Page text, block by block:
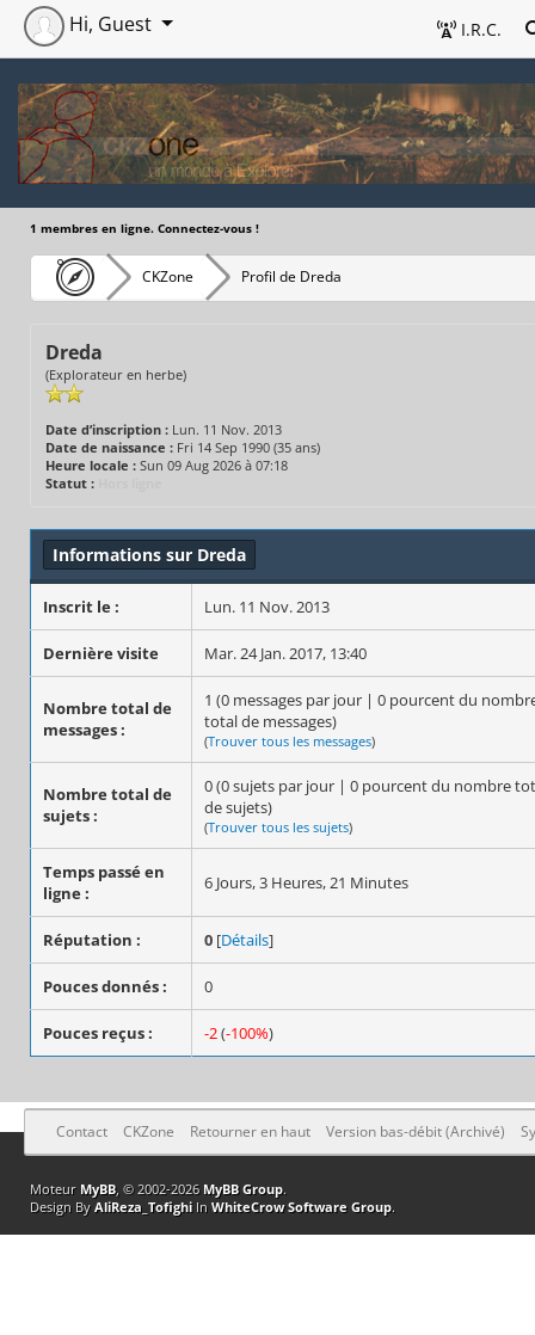
I.R.C.
Hi, Guest
1 membres en ligne. Connectez-vous !
CKZone Profil de Dreda
Dreda
(Explorateur en herbe)
Date d’inscription : Lun. 11 Nov. 2013
Date de naissance : Fri 14 Sep 1990 (35 ans)
Heure locale : Sun 09 Aug 2026 à 07:18
Statut :
Informations sur Dreda
Inscrit le : Lun. 11 Nov. 2013
Dernière visite Mar. 24 Jan. 2017, 13:40
Nombre total de
messages :
1 (0 messages par jour | 0 pourcent du
total de messages)
(Trouver tous les messages)
Nombre total de
sujets :
0 (0 sujets par jour | 0 pourcent du nombre
de sujets)
(Trouver tous les sujets)
Temps passé en
ligne :
6 Jours, 3 Heures, 21 Minutes
Réputation : 0 [Détails]
Pouces donnés : 0
Pouces reçus : -2(-100%)
Contact CKZone Retourner en haut Version bas-débit (Archivé)
Moteur MyBB, © 2002-2026 MyBB Group.
Design By AliReza_TofighiIn WhiteCrow Software Group.